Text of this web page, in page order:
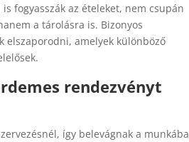
fogyasszák az ételeket, nem csupán
a tárolásra is. Bizonyos
elszaporodni, amelyek különböző
rendezvényt
így belevágnak a munkába